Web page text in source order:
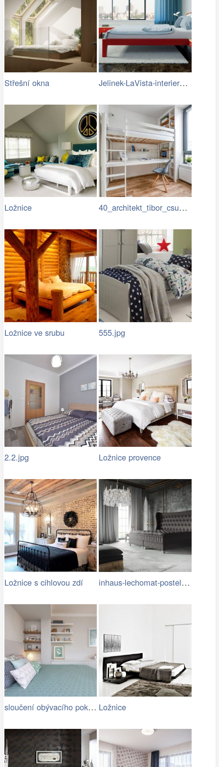
Střešní okna Jelinek-LaVista-interier_2.jpg
Ložnice 40_architekt_tibor_csukas_byty_Luka.jpg
Ložnice ve srubu 555.jpg
2.2.jpg Ložnice provence
Ložnice s cihlovou zdí inhaus-lechomat-postelc_lhome_g1…
sloučení obývacího pokoje s ložnicí Ložnice